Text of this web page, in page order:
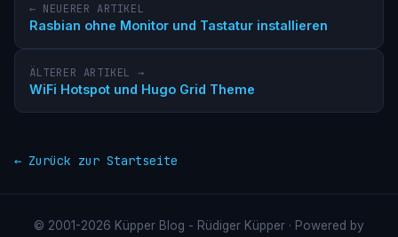
← NEUERER ARTIKEL
Rasbian ohne Monitor und Tastatur installieren
ÄLTERER ARTIKEL →
WiFi Hotspot und Hugo Grid Theme
← Zurück zur Startseite
© 2001-2026 Küpper Blog - Rüdiger Küpper · Powered by